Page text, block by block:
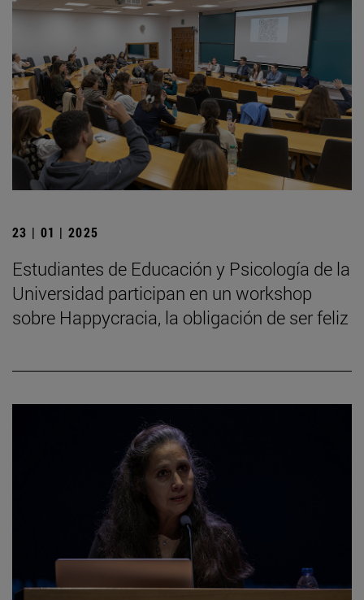
23 | 01 | 2025
Estudiantes de Educación y Psicología de la
Universidad participan en un workshop
sobre Happycracia, la obligación de ser feliz